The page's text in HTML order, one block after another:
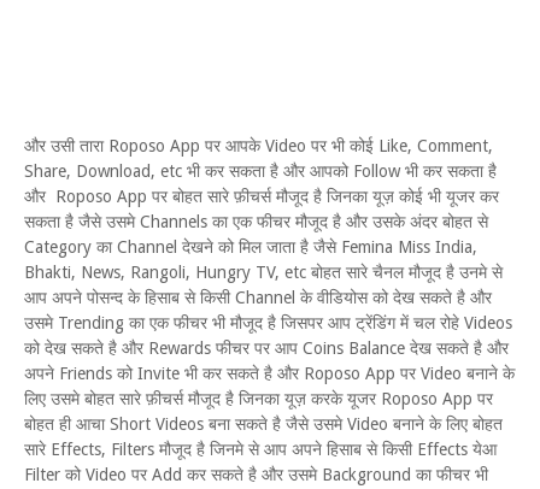
और उसी तारा Roposo App पर आपके Video पर भी कोई Like, Comment,
Share, Download, etc भी कर सकता है और आपको Follow भी कर सकता है
और Roposo App पर बोहत सारे फ़ीचर्स मौजूद है जिनका यूज़ कोई भी यूजर कर
सकता है जैसे उसमे Channels का एक फीचर मौजूद है और उसके अंदर बोहत से
Category का Channel देखने को मिल जाता है जैसे Femina Miss India,
Bhakti, News, Rangoli, Hungry TV, etc बोहत सारे चैनल मौजूद है उनमे से
आप अपने पोसन्द के हिसाब से किसी Channel के वीडियोस को देख सकते है और
उसमे Trending का एक फीचर भी मौजूद है जिसपर आप ट्रेंडिंग में चल रोहे Videos
को देख सकते है और Rewards फीचर पर आप Coins Balance देख सकते है और
अपने Friends को Invite भी कर सकते है और Roposo App पर Video बनाने के
लिए उसमे बोहत सारे फ़ीचर्स मौजूद है जिनका यूज़ करके यूजर Roposo App पर
बोहत ही आचा Short Videos बना सकते है जैसे उसमे Video बनाने के लिए बोहत
सारे Effects, Filters मौजूद है जिनमे से आप अपने हिसाब से किसी Effects येआ
Filter को Video पर Add कर सकते है और उसमे Background का फीचर भी